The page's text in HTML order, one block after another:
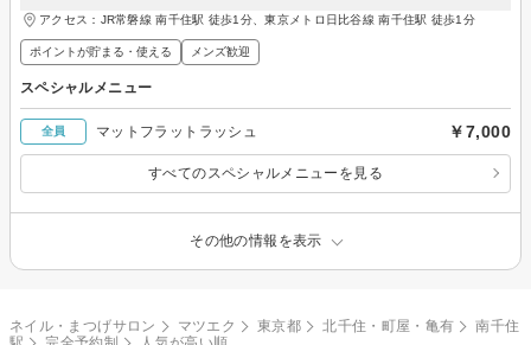
アクセス：JR常磐線 南千住駅 徒歩1分、東京メトロ日比谷線 南千住駅 徒歩1分
ポイントが貯まる・使える メンズ歓迎
スペシャルメニュー
全員 マットフラットラッシュ ￥7,000
すべてのスペシャルメニューを見る
その他の情報を表示
ネイル・まつげサロン マツエク 東京都 北千住・町屋・亀有
南千住